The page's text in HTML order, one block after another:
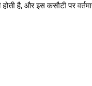
है, और इस कसौटी पर